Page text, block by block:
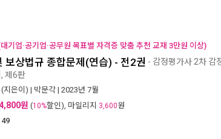
기업·공기업·공무원 목표별 자격증 맞춤 추천 교재 3만원 이상)
보상법규 종합문제(연습) - 전2권 - 감정평가사 2차 감
제6판
(지은이) | 박문각 | 2023년 7월
원 (10%할인), 마일리지 3,600원
49